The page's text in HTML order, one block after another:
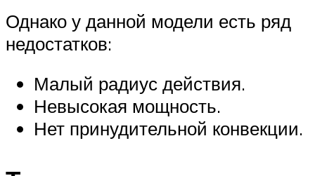
Однако у данной модели есть ряд
недостатков:
Малый радиус действия.
Невысокая мощность.
Нет принудительной конвекции.